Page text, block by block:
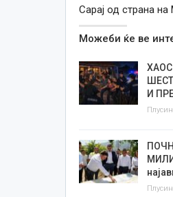
Сарај од страна
Можеби ќе ве
И